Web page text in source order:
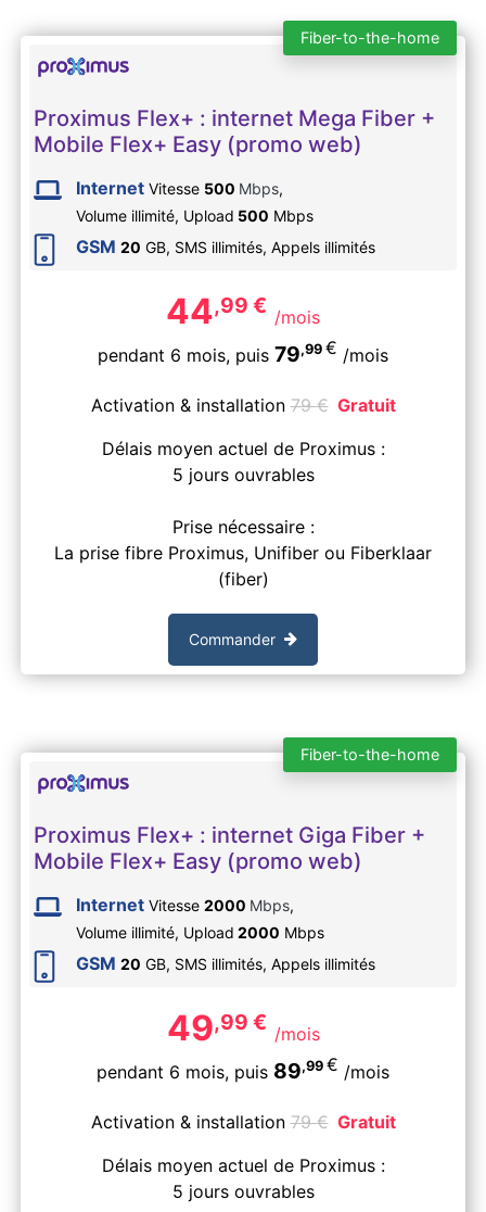
Fiber-to-the-home
Proximus Flex+ : internet Mega Fiber +
Mobile Flex+ Easy (promo web)
Internet Vitesse 500 Mbps,
Volume illimité, Upload 500 Mbps
GSM 20 GB, SMS illimités, Appels illimités
44,99 € /mois
pendant 6 mois, puis 79,99 € /mois
Activation & installation79€ Gratuit
Délais moyen actuel de Proximus :
5 jours ouvrables
Prise nécessaire :
La prise fibre Proximus, Unifiber ou Fiberklaar
(fiber)
Commander
Fiber-to-the-home
Proximus Flex+ : internet Giga Fiber +
Mobile Flex+ Easy (promo web)
Internet Vitesse 2000 Mbps,
Volume illimité, Upload 2000 Mbps
GSM 20 GB, SMS illimités, Appels illimités
49,99 € /mois
pendant 6 mois, puis 89,99 € /mois
Activation & installation79€ Gratuit
Délais moyen actuel de Proximus :
5 jours ouvrables